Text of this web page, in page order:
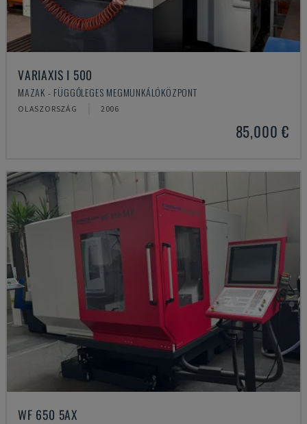
VARIAXIS I 500
MAZAK - FÜGGŐLEGES MEGMUNKÁLÓKÖZPONT
OLASZORSZÁG 2006
85,000 €
WF 650 5AX